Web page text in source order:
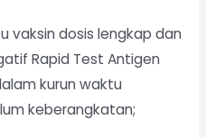
vaksin dosis lengkap dan
Rapid Test Antigen
kurun waktu
keberangkatan;